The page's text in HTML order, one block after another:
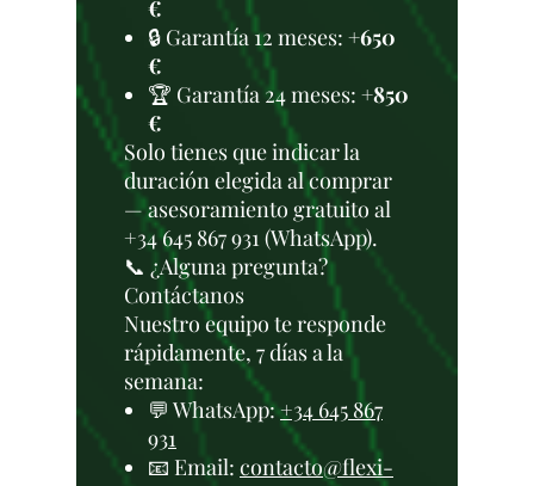
€
🔒 Garantía 12 meses: +650
€
🏆 Garantía 24 meses: +850
€
Solo tienes que indicar la
duración elegida al comprar
— asesoramiento gratuito al
+34 645 867 931 (WhatsApp).
📞 ¿Alguna pregunta?
Contáctanos
Nuestro equipo te responde
rápidamente, 7 días a la
semana:
💬 WhatsApp:+34 645 867
931
📧 Email: contacto@flexi-